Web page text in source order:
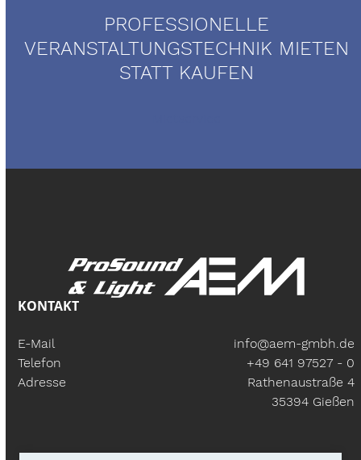
PROFESSIONELLE
VERANSTALTUNGSTECHNIK MIETEN
STATT KAUFEN
KONTAKT
E-Mail
info@aem-gmbh.de
Telefon
+49 641 97527 - 0
Adresse
Rathenaustraße 4
35394 Gießen